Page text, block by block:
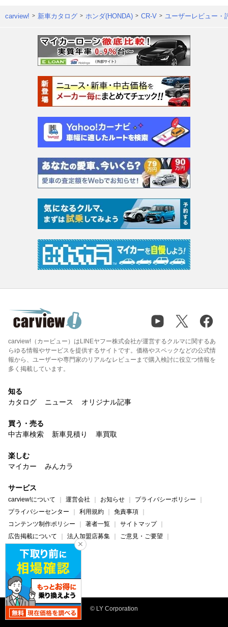
carview! 新車カタログ ホンダ(HONDA) CR-V ユーザーレビュー・
carview!（カービュー）はLINEヤフー株式会社が運営するクルマに関するあ
らゆる情報やサービスを提供するサイトです。価格やスペックなどの公式情
報から、ユーザーや専門家のリアルなレビューまで購入検討に役立つ情報を
多く掲載しています。
知る
カタログ
ニュース オリジナル記事
買う・売る
中古車検索
新車見積り 車買取
楽しむ
マイカー
みんカラ
サービス
carview!について 運営会社 お知らせ
プライバシーポリシー
プライバシーセンター
利用規約
免責事項
コンテンツ制作ポリシー
著者一覧
サイトマップ
広告掲載について
法人加盟店募集
ご意見・ご要望
ヘルプ・お問い合わせ
carview! Yahoo! JAPAN
© LY Corporation